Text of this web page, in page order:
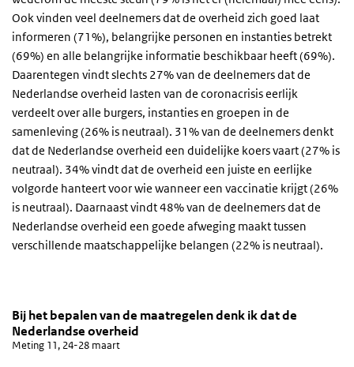
Ook vinden veel deelnemers dat de overheid zich goed laat
informeren (71%), belangrijke personen en instanties betrekt
(69%) en alle belangrijke informatie beschikbaar heeft (69%).
Daarentegen vindt slechts 27% van de deelnemers dat de
Nederlandse overheid lasten van de coronacrisis eerlijk
verdeelt over alle burgers, instanties en groepen in de
samenleving (26% is neutraal). 31% van de deelnemers denkt
dat de Nederlandse overheid een duidelijke koers vaart (27% is
neutraal). 34% vindt dat de overheid een juiste en eerlijke
volgorde hanteert voor wie wanneer een vaccinatie krijgt (26%
is neutraal). Daarnaast vindt 48% van de deelnemers dat de
Nederlandse overheid een goede afweging maakt tussen
verschillende maatschappelijke belangen (22% is neutraal).
Bij het bepalen van de maatregelen denk
Sla de grafiek 'Bij het bepalen van de maatregelen denk ik dat
Bij het bepalen van de maatregelen denk ik dat de
Staaf grafiek met 6 reeksen.
Meting 11, 24-28 maart
Bij het bepalen van de maatregelen denk ik dat de
Nederlandse overheid
Meting 11, 24-28 maart